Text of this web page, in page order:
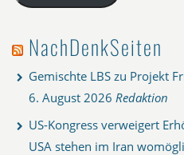
NachDenkSeiten
Gemischte LBS zu Projekt
6. August 2026 Redaktion
US-Kongress verweigert
USA stehen im Iran